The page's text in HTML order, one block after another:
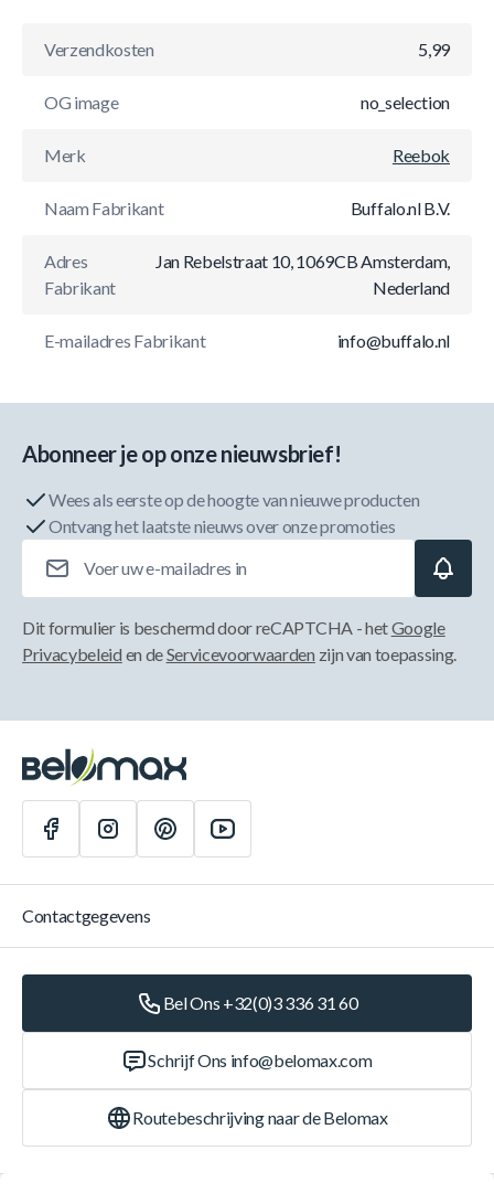
Verzendkosten 5,99
OG image no_selection
Merk Reebok
Naam Fabrikant Buffalo.nl B.V.
Adres
Fabrikant
Jan Rebelstraat 10, 1069CB Amsterdam,
Nederland
E-mailadres Fabrikant info@buffalo.nl
Abonneer je op onze nieuwsbrief!
Wees als eerste op de hoogte van nieuwe producten
Ontvang het laatste nieuws over onze promoties
Dit formulier is beschermd door reCAPTCHA - hetGoogle
Privacybeleid en deServicevoorwaarden zijn van toepassing.
Contactgegevens
Bel Ons +32(0)3 336 31 60
Schrijf Ons info@belomax.com
Routebeschrijving naar de Belomax